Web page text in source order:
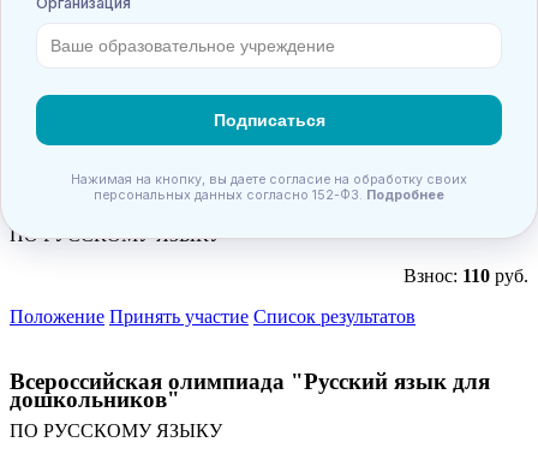
ПО РУССКОМУ ЯЗЫКУ
Взнос:110руб.
Положение
Русский язык 9 класс
ПО РУССКОМУ ЯЗЫКУ
Взнос: 110 руб.
Положение Принять участие Список результатов
Всероссийская олимпиада "Русский язык для
дошкольников"
ПО РУССКОМУ ЯЗЫКУ